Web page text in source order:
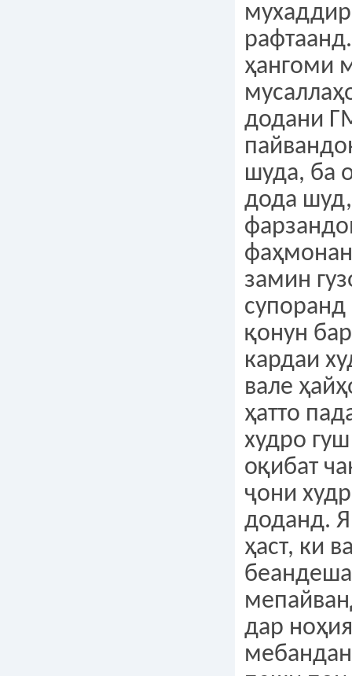
ҳангоми
додани
шуда, ба
дода
замин
супоранд
қонун
кардаи
вале
ҳатто
худро
оқибат
ҷони
доданд.
ҳаст, ки
дар